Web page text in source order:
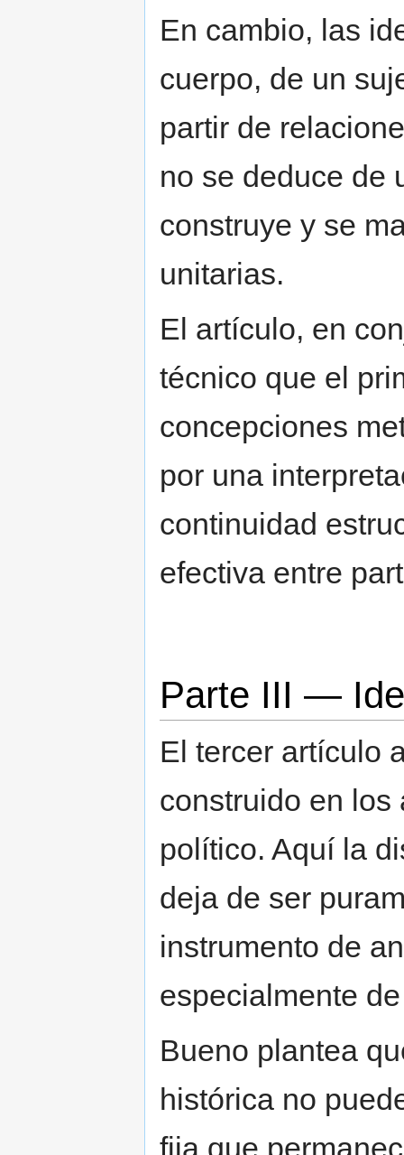
En cambio, las
cuerpo, de un
partir de
no se deduce de
construye y se
unitarias.
El artículo, en
técnico que el
concepciones
por una
continuidad
efectiva entre
Parte III —
El tercer artículo
construido en los
político. Aquí la
deja de ser
instrumento de
especialmente
Bueno plantea
histórica no